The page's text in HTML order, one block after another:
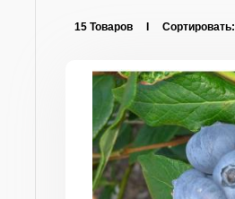
15 Товаров I Сортировать: